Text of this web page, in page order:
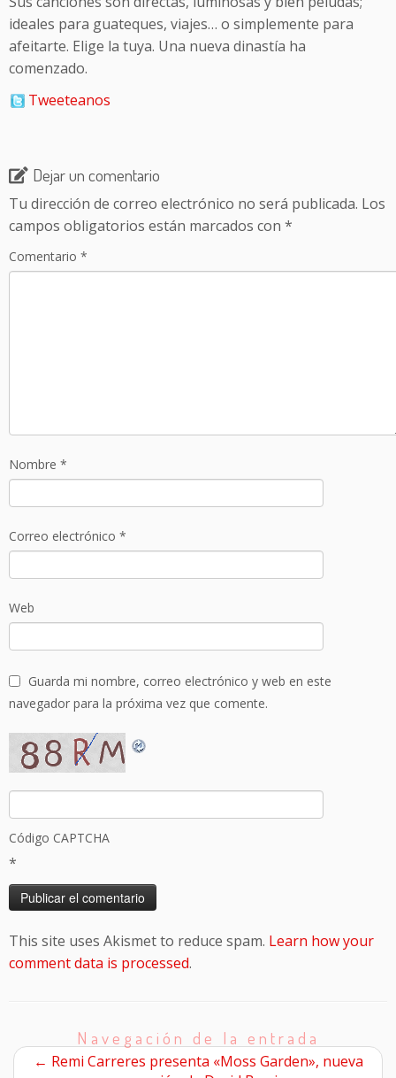
ideales para guateques, viajes… o simplemente para
afeitarte. Elige la tuya. Una nueva dinastía ha
comenzado.
Tweeteanos
Dejar un comentario
Tu dirección de correo electrónico no será publicada. Los
campos obligatorios están marcados con *
Comentario *
Nombre *
Correo electrónico *
Web
Guarda mi nombre, correo electrónico y web en este
navegador para la próxima vez que comente.
Código CAPTCHA
*
This site uses Akismet to reduce spam. Learn how your
comment data is processed.
Navegación de la entrada
← Remi Carreres presenta «Moss Garden», nueva